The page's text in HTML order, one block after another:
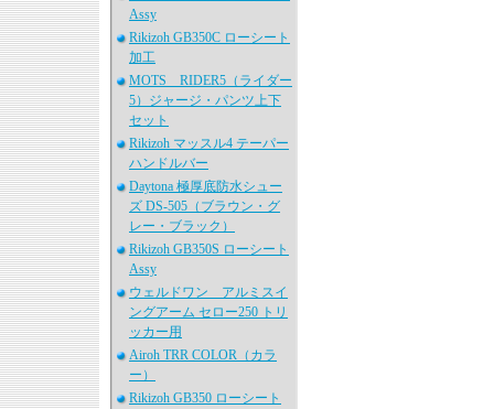
Assy
Rikizoh GB350C ローシート
加工
MOTS RIDER5（ライダー
5）ジャージ・パンツ上下
セット
Rikizoh マッスル4 テーパー
ハンドルバー
Daytona 極厚底防水シュー
ズ DS-505（ブラウン・グ
レー・ブラック）
Rikizoh GB350S ローシート
Assy
ウェルドワン アルミスイ
ングアーム セロー250 トリ
ッカー用
Airoh TRR COLOR（カラ
ー）
Rikizoh GB350 ローシート